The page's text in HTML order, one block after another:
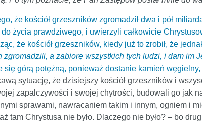
że kościół grzeszników zgromadził dwa i pół
życia prawdziwego, i uwierzyli całkowicie
że kościół grzeszników, kiedy już to zrobił, że
a zabiorę wszystkich tych ludzi, i dam im
górą potężną, ponieważ dostanie kamień
sytuację, że dzisiejszy kościół grzeszników i
zapalczywości i swojej chytrości, budowali go jak
sprawami, nawracaniem takim i innym, ogniem i
tam Chrystusa nie było. Dlaczego nie było? – bo